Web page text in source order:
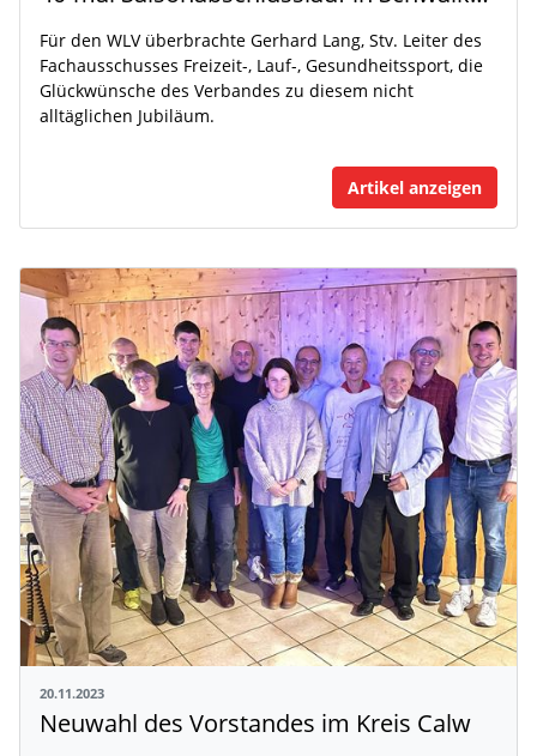
Für den WLV überbrachte Gerhard Lang, Stv. Leiter des
Fachausschusses Freizeit-, Lauf-, Gesundheitssport, die
Glückwünsche des Verbandes zu diesem nicht
alltäglichen Jubiläum.
Artikel anzeigen
20.11.2023
Neuwahl des Vorstandes im Kreis Calw